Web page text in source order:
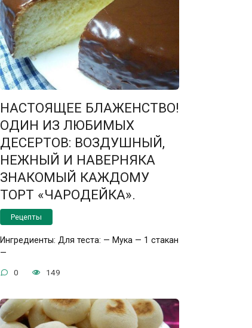
НАСТОЯЩЕЕ БЛАЖЕНСТВО!
ОДИН ИЗ ЛЮБИМЫХ
ДЕСЕРТОВ: ВОЗДУШНЫЙ,
НЕЖНЫЙ И НАВЕРНЯКА
ЗНАКОМЫЙ КАЖДОМУ
ТОРТ «ЧАРОДЕЙКА».
Рецепты
Ингредиенты: Для теста: — Мука — 1 стакан
—
0 149